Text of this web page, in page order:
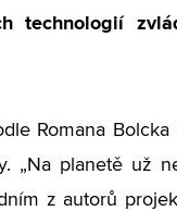
technologií
Romana
„Na planetě už
z autorů